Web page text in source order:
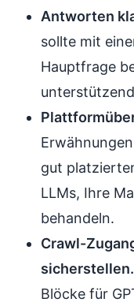
Antworten
sollte mit
Hauptfrage
gut
LLMs, Ihre
behandeln.
Crawl-
sicherstellen.
Blöcke für